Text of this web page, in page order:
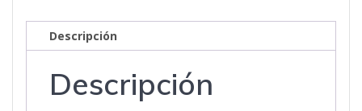
Descripción
Descripción